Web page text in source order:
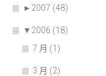
► 2007 (48)
▼ 2006 (18)
7 月 (1)
3 月 (2)